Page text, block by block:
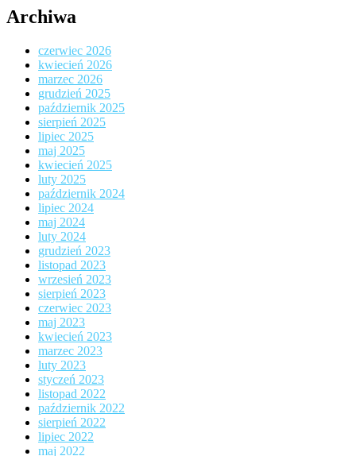
Archiwa
czerwiec 2026
kwiecień 2026
marzec 2026
grudzień 2025
październik 2025
sierpień 2025
lipiec 2025
maj 2025
kwiecień 2025
luty 2025
październik 2024
lipiec 2024
maj 2024
luty 2024
grudzień 2023
listopad 2023
wrzesień 2023
sierpień 2023
czerwiec 2023
maj 2023
kwiecień 2023
marzec 2023
luty 2023
styczeń 2023
listopad 2022
październik 2022
sierpień 2022
lipiec 2022
maj 2022